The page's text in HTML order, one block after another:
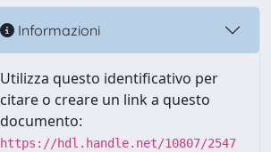
Informazioni
Utilizza questo identificativo per
citare o creare un link a questo
documento:
https://hdl.handle.net/10807/2547